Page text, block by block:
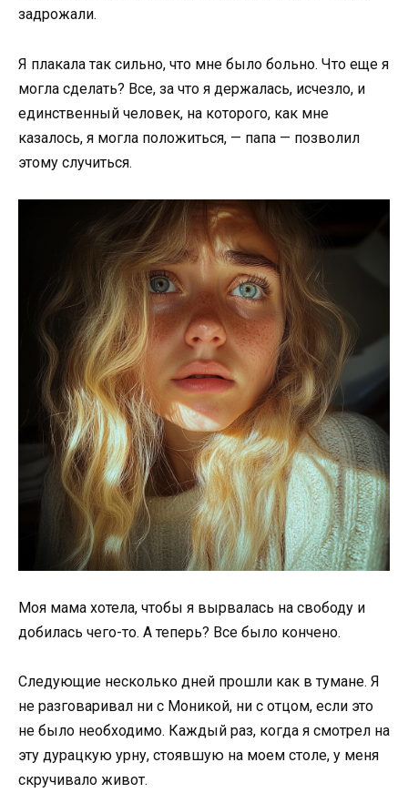
задрожали.
Я плакала так сильно, что мне было больно. Что еще я
могла сделать? Все, за что я держалась, исчезло, и
единственный человек, на которого, как мне
казалось, я могла положиться, — папа — позволил
этому случиться.
Моя мама хотела, чтобы я вырвалась на свободу и
добилась чего-то. А теперь? Все было кончено.
Следующие несколько дней прошли как в тумане. Я
не разговаривал ни с Моникой, ни с отцом, если это
не было необходимо. Каждый раз, когда я смотрел на
эту дурацкую урну, стоявшую на моем столе, у меня
скручивало живот.